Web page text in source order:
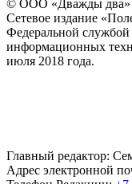
© ООО «Дважды два»
Сетевое издание
Федеральной службой
информационных
июля 2018 года.
Главный редактор:
Адрес электронной